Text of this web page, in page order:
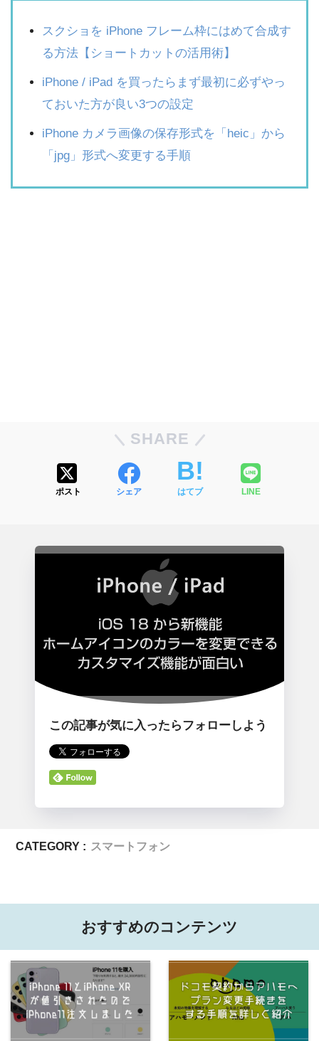
スクショを iPhone フレーム枠にはめて合成す
る方法【ショートカットの活用術】
iPhone / iPad を買ったらまず最初に必ずやっ
ておいた方が良い3つの設定
iPhone カメラ画像の保存形式を「heic」から
「jpg」形式へ変更する手順
SHARE
ポスト シェア はてブ LINE
この記事が気に入ったらフォローしよう
CATEGORY : スマートフォン
おすすめのコンテンツ